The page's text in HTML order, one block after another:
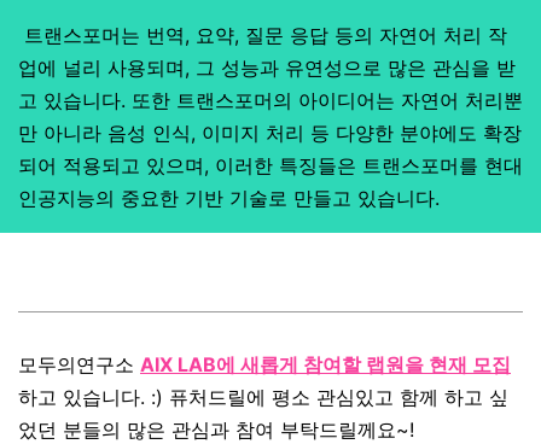
트랜스포머는 번역, 요약, 질문 응답 등의 자연어 처리 작
업에 널리 사용되며, 그 성능과 유연성으로 많은 관심을 받
고 있습니다. 또한 트랜스포머의 아이디어는 자연어 처리뿐
만 아니라 음성 인식, 이미지 처리 등 다양한 분야에도 확장
되어 적용되고 있으며, 이러한 특징들은 트랜스포머를 현대
인공지능의 중요한 기반 기술로 만들고 있습니다.
모두의연구소 AIX LAB에 새롭게 참여할 랩원을 현재 모집
하고 있습니다. :) 퓨처드릴에 평소 관심있고 함께 하고 싶
었던 분들의 많은 관심과 참여 부탁드릴께요~!